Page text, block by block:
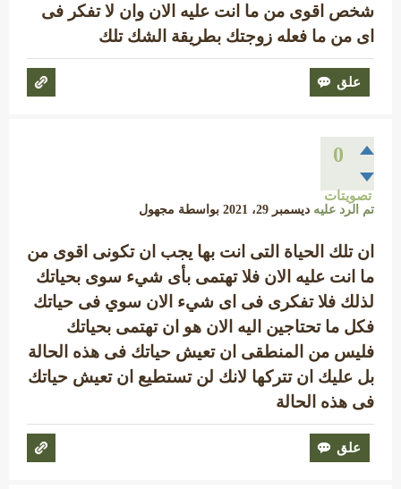
شخص اقوى من ما انت عليه الان وان لا تفكر فى
اى من ما فعله زوجتك بطريقة الشك تلك
0
تصويتات
تم الرد عليه ديسمبر 29، 2021 بواسطة مجهول
ان تلك الحياة التى انت بها يجب ان تكونى اقوى من
ما انت عليه الان فلا تهتمى بأى شيء سوى بحياتك
لذلك فلا تفكرى فى اى شيء الان سوي فى حياتك
فكل ما تحتاجين اليه الان هو ان تهتمى بحياتك
فليس من المنطقى ان تعيش حياتك فى هذه الحالة
بل عليك ان تتركها لانك لن تستطيع ان تعيش حياتك
فى هذه الحالة